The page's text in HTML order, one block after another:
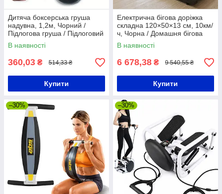
Дитяча боксерська груша
надувна, 1,2м, Чорний /
Підлогова груша / Підлоговий
бокс
В наявності
360,03 ₴ 514,33 ₴
Купити
Електрична бігова доріжка
складна 120×50×13 см, 10км/
ч, Чорна / Домашня бігова
доріжка / Доріжка для ходьби
В наявності
6 678,38 ₴ 9 540,55 ₴
Купити
–30% –30%